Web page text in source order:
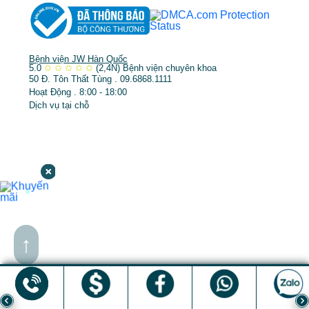
↑
Bệnh viện JW Hàn Quốc
5.0 ✩ ✩ ✩ ✩ ✩ (2,4N) Bệnh viện chuyên khoa
50 Đ. Tôn Thất Tùng . 09.6868.1111
Hoạt Động . 8:00 - 18:00
Dịch vụ tại chỗ